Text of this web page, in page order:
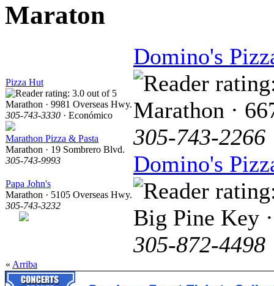
Maraton
Pizza Hut
Marathon · 9981 Overseas Hwy.
305-743-3330 · Económico
Marathon Pizza & Pasta
Marathon · 19 Sombrero Blvd.
305-743-9993
Papa John's
Marathon · 5105 Overseas Hwy.
305-743-3232
Domino's
Marathon ·
305-743-2266
Domino's
Big Pine Key
305-872-4498
« Arriba